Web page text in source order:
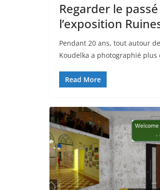
Regarder le
l’exposition
Pendant 20 ans, tout autour
Koudelka a photographié plus
Read More